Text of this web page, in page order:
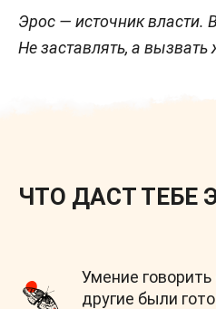
Эрос — источник власти.
Не заставлять, а вызвать
ЧТО ДАСТ ТЕБЕ
Умение говорить
другие были